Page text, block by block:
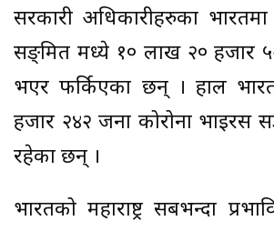
सरकारी अधिकारीहरुका
सङ्क्रमित मध्ये १० लाख २० हजार
भएर फर्किएका छन् । हाल
हजार २४२ जना कोरोना भाइरस
रहेका छन् ।
भारतको महाराष्ट्र सबभन्दा